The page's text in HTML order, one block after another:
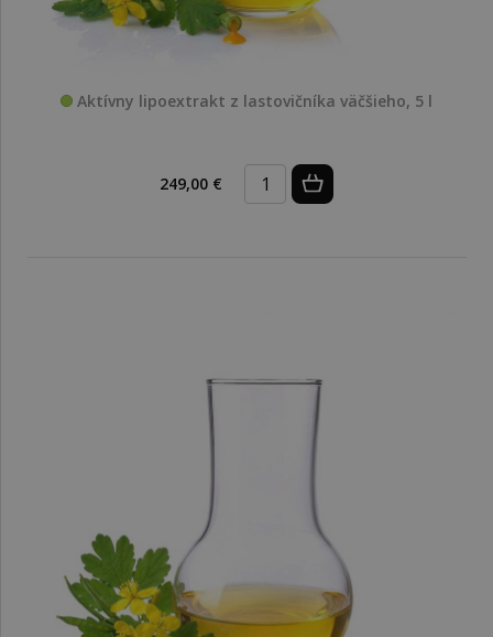
Aktívny lipoextrakt z lastovičníka väčšieho, 5 l
249,00 €